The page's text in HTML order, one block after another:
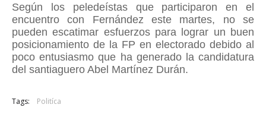
Según los peledeístas que participaron en el
encuentro con Fernández este martes, no se
pueden escatimar esfuerzos para lograr un buen
posicionamiento de la FP en electorado debido al
poco entusiasmo que ha generado la candidatura
del santiaguero Abel Martínez Durán.
Tags: Politíca